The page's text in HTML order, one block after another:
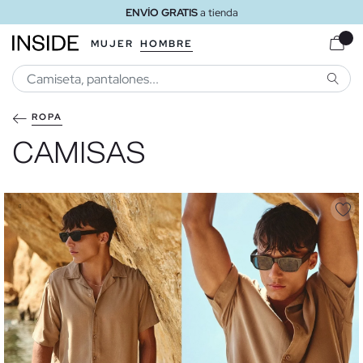
ENVÍO GRATISa tienda
MUJER HOMBRE
ROPA
CAMISAS